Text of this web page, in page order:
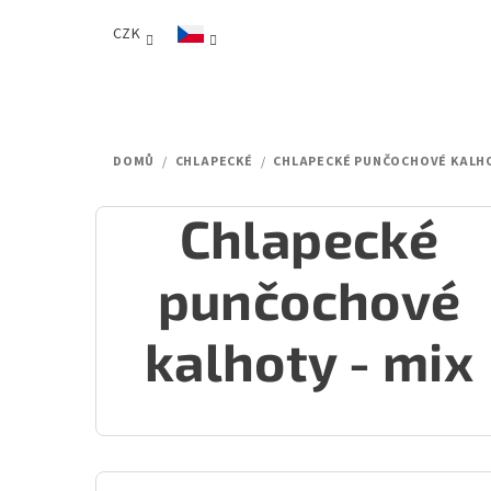
CZK
DOMŮ / CHLAPECKÉ / CHLAPECKÉ PUNČOCHOVÉ
Chlapecké
punčochové
kalhoty - mix